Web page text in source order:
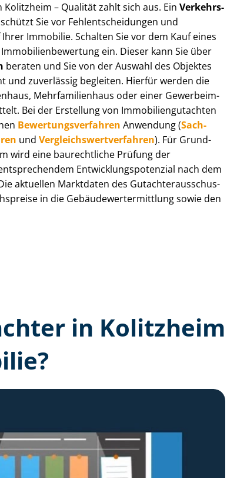
– Qualität zahlt sich aus. Ein Ver­kehrs­
schützt Sie vor Fehl­ent­schei­dun­gen und
Immobilie. Schalten Sie vor dem Kauf eines
ein. Dieser kann Sie über
beraten und Sie von der Auswahl des Objektes
und zuverlässig begleiten. Hierfür werden die
Mehr­fa­mi­li­en­haus oder einer Ge­wer­be­im­
Bei der Erstellung von Im­mo­bi­li­en­gut­ach­ten
Be­wer­tungs­ver­fah­ren Anwendung (Sach­
und Ver­gleichs­wert­ver­fah­ren). Für Grund­
wird eine baurechtliche Prüfung der
Ent­wick­lungs­po­ten­zi­al nach dem
aktuellen Marktdaten des Gut­ach­ter­aus­schus­
in die Ge­bäu­de­wert­ermitt­lung sowie den
in Kolitzheim